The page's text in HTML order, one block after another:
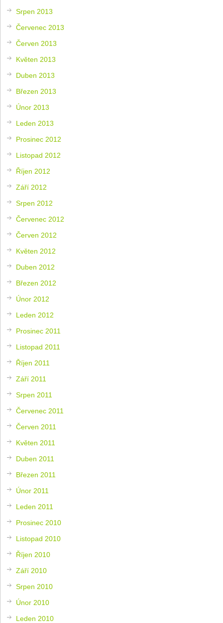
Srpen 2013
Červenec 2013
Červen 2013
Květen 2013
Duben 2013
Březen 2013
Únor 2013
Leden 2013
Prosinec 2012
Listopad 2012
Říjen 2012
Září 2012
Srpen 2012
Červenec 2012
Červen 2012
Květen 2012
Duben 2012
Březen 2012
Únor 2012
Leden 2012
Prosinec 2011
Listopad 2011
Říjen 2011
Září 2011
Srpen 2011
Červenec 2011
Červen 2011
Květen 2011
Duben 2011
Březen 2011
Únor 2011
Leden 2011
Prosinec 2010
Listopad 2010
Říjen 2010
Září 2010
Srpen 2010
Únor 2010
Leden 2010